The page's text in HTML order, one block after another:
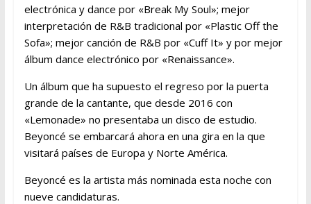
electrónica y dance por «Break My Soul»; mejor
interpretación de R&B tradicional por «Plastic Off the
Sofa»; mejor canción de R&B por «Cuff It» y por mejor
álbum dance electrónico por «Renaissance».
Un álbum que ha supuesto el regreso por la puerta
grande de la cantante, que desde 2016 con
«Lemonade» no presentaba un disco de estudio.
Beyoncé se embarcará ahora en una gira en la que
visitará países de Europa y Norte América.
Beyoncé es la artista más nominada esta noche con
nueve candidaturas.